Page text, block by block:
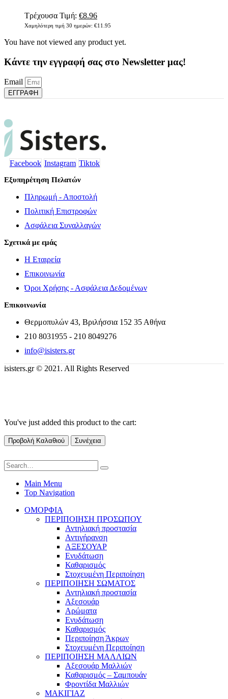
επιλεγούν
του
Τρέχουσα Τιμή: Original
price
€11.95.
€8.96Η
τρέχουσα
είναι:
Χαμηλότερη τιμή 30 ημερών: €11.95
You have not viewed any product yet.
Κάντε την εγγραφή σας στο Newsletter μας!
Email
ΕΓΓΡΑΦΗ
Facebook Instagram Tiktok
Εξυπηρέτηση Πελατών
Πληρωμή - Αποστολή
Πολιτική Επιστροφών
Ασφάλεια Συναλλαγών
Σχετικά με εμάς
Η Εταιρεία
Επικοινωνία
Όροι Χρήσης - Ασφάλεια Δεδομένων
Επικοινωνία
Θερμοπυλών 43, Βριλήσσια 152 35 Αθήνα
210 8031955 - 210 8049276
info@isisters.gr
isisters.gr © 2021. All Rights Reserved
You've just added this product to the cart:
Προβολή Καλαθιού Συνέχεια
Main Menu
Top Navigation
ΟΜΟΡΦΙΑ
ΠΕΡΙΠΟΙΗΣΗ ΠΡΟΣΩΠΟΥ
Αντηλιακή προστασία
Αντιγήρανση
ΑΞΕΣΟΥΑΡ
Ενυδάτωση
Καθαρισμός
Στοχευμένη Περιποίηση
ΠΕΡΙΠΟΙΗΣΗ ΣΩΜΑΤΟΣ
Αντηλιακή προστασία
Αξεσουάρ
Αρώματα
Ενυδάτωση
Καθαρισμός
Περιποίηση Άκρων
Στοχευμένη Περιποίηση
ΠΕΡΙΠΟΙΗΣΗ ΜΑΛΛΙΩΝ
Αξεσουάρ Μαλλιών
Καθαρισμός – Σαμπουάν
Φροντίδα Μαλλιών
ΜΑΚΙΓΙΑΖ